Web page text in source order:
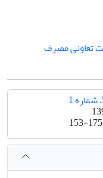
تعاونی مصرف
153-175